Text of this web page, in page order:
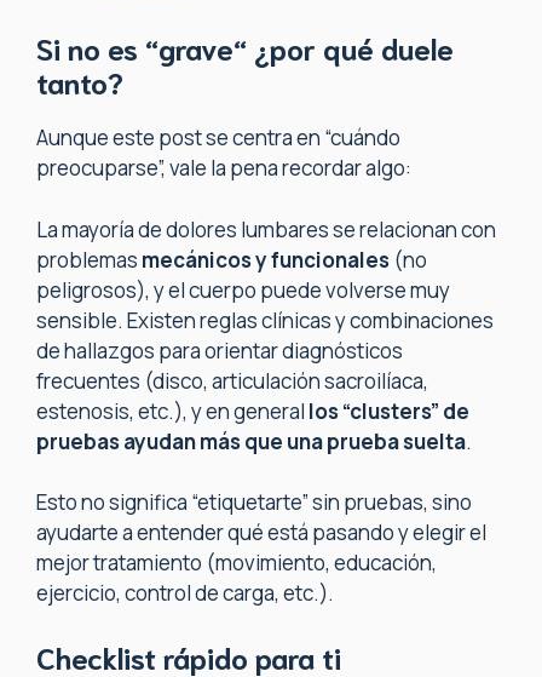
Si no es “grave“ ¿por qué duele
tanto?
Aunque este post se centra en “cuándo
preocuparse”, vale la pena recordar algo:
La mayoría de dolores lumbares se relacionan con
problemas mecánicos y funcionales (no
peligrosos), y el cuerpo puede volverse muy
sensible. Existen reglas clínicas y combinaciones
de hallazgos para orientar diagnósticos
frecuentes (disco, articulación sacroilíaca,
estenosis, etc.), y en general los “clusters” de
pruebas ayudan más que una prueba suelta.
Esto no significa “etiquetarte” sin pruebas, sino
ayudarte a entender qué está pasando y elegir el
mejor tratamiento (movimiento, educación,
ejercicio, control de carga, etc.).
Checklist rápido para ti